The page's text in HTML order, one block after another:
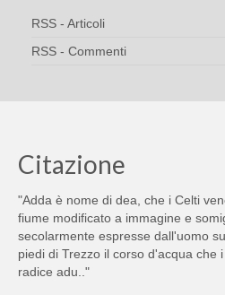
RSS - Articoli
RSS - Commenti
Citazione
"Adda è nome di dea, che i Celti
fiume modificato a immagine e
secolarmente espresse dall'uomo
piedi di Trezzo il corso d'acqua che
radice adu.."